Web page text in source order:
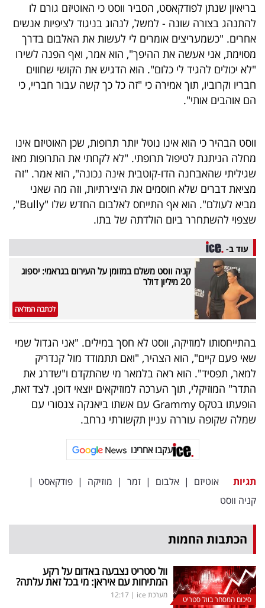
פודקאסט
40
UNDER
40
שיתופי
פעולה
דרושים
ניוזלטרים
מייל
אדום
פרסמו
באייס
עקבו
אחרינו:
בריאיון שנתן לפודקאסט, הסביר ווסט כי האוטיזם גורם לו
להתנהג בצורה שונה - למשל, לנהוג בניגוד לציפיות אנשים
אחרים. "כשמעריצים אומרים לי לעשות את האלבום בדרך
מסוימת, אני אעשה את ההיפך", הוא אמר, ואף הפנה לשירו
"לא יכולים להגיד לי כלום". הוא הדגיש את הקושי שחווים
חבריו וקרוביו, תוך אמירה כי "זה כל כך קשה עבור חבריי, כי
הם אוהבים אותי".
ווסט הבהיר כי הוא אינו נוטל יותר תרופות, שכן האוטיזם אינו
מחלה הניתנת לטיפול תרופתי. "לא לקחתי את התרופות מאז
שגיליתי שהאבחנה הדו-קוטבית אינה נכונה", הוא אמר. "זה
מציאת דברים שלא חוסמים את היצירתיות, וזה מה שאני
מביא לעולם". הוא אף התייחס לאלבום החדש שלו "Bully",
שצפוי להשתחרר ביום הולדתה של בתו.
עוד ב-
קניה ווסט משלם במזומן על העירום בגראמי: יספוג
20 מיליון דולר
לכתבה המלאה
בהתייחסותו למוזיקה, ווסט לא חסך במילים. "אני הגדול שמי
שאי פעם קיים", הוא הצהיר, "ואם תתמודד מול קנדריק
למאר, תפסיד". הוא ראה בלמאר מי שהתקדם ו"שדרג את
התדר" המוזיקלי, תוך הערכה למוזיקאים יוצאי דופן. לצד זאת,
הופעתו בטקס Grammy עם אשתו ביאנקה צנסורי עם
שמלה שקופה עוררה עניין תקשורתי נרחב.
עקבו אחרינו
תגיות אוטיזם | אלבום | זמר | מוזיקה | פודקאסט |
קניה ווסט
הכתבות החמות
סיכום המסחר בוול סטריט
וול סטריט נצבעה באדום על רקע
המתיחות עם איראן: מי בכל זאת עלתה?
מערכת ice |
12:17